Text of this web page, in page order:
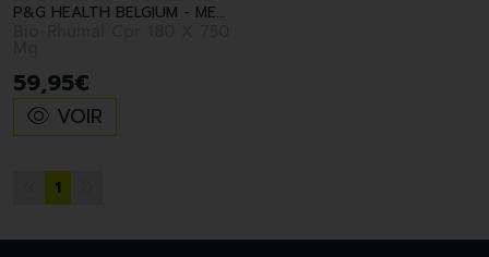
P&G HEALTH BELGIUM - MERCK CON
59,95€
VOIR
1